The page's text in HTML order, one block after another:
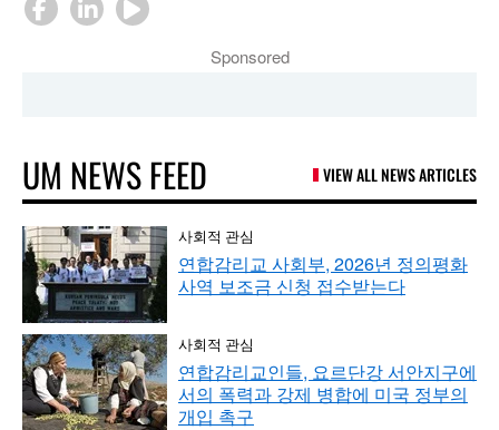
Sponsored
UM NEWS FEED VIEW ALL NEWS ARTICLES
사회적 관심
연합감리교 사회부, 2026년 정의평화
사역 보조금 신청 접수받는다
사회적 관심
연합감리교인들, 요르단강 서안지구에
서의 폭력과 강제 병합에 미국 정부의
개입 촉구